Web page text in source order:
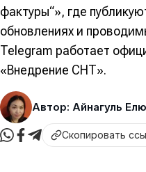
фактуры“», где
обновлениях и
Telegram работает
«Внедрение СНТ».
Автор: Айнагуль
Скопировать